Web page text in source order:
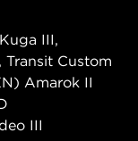
III,
Transit Custom
Amarok II
III